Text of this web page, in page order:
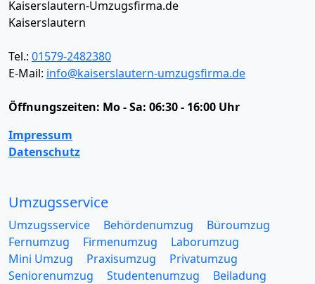
Kaiserslautern-Umzugsfirma.de
Kaiserslautern
Tel.: 01579-2482380
E-Mail: info@kaiserslautern-umzugsfirma.de
Öffnungszeiten: Mo - Sa: 06:30 - 16:00 Uhr
Impressum
Datenschutz
Umzugsservice
Umzugsservice Behördenumzug
Büroumzug
Fernumzug
Firmenumzug
Laborumzug
Mini Umzug
Praxisumzug
Privatumzug
Seniorenumzug
Studentenumzug
Beiladung